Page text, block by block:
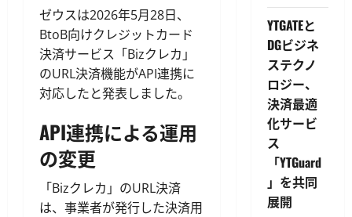
ゼウスは2026年5月28日、
BtoB向けクレジットカード
決済サービス「Bizクレカ」
のURL決済機能がAPI連携に
対応したと発表しました。
API連携による運用
の変更
「Bizクレカ」のURL決済
は、事業者が発行した決済用
YTGATEと
DGビジネ
ステクノ
ロジー、
決済最適
化サービ
ス
「YTGuard
」を共同
展開